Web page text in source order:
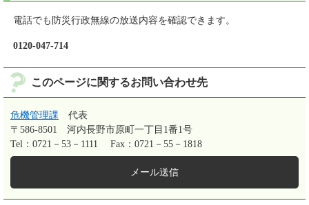
電話でも防災行政無線の放送内容を確認できます。
0120-047-714
このページに関するお問い合わせ先
危機管理課
代表
〒586-8501
河内長野市原町一丁目1番1号
Tel：0721－53－1111
Fax：0721－55－1818
メール送信